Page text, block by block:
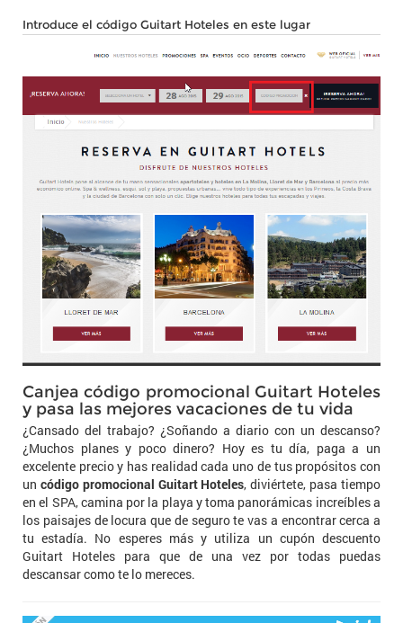
Introduce el código Guitart Hoteles en este lugar
Canjea código promocional Guitart Hoteles
y pasa las mejores vacaciones de tu vida
¿Cansado del trabajo? ¿Soñando a diario con un descanso?
¿Muchos planes y poco dinero? Hoy es tu día, paga a un
excelente precio y has realidad cada uno de tus propósitos con
un código promocional Guitart Hoteles, diviértete, pasa tiempo
en el SPA, camina por la playa y toma panorámicas increíbles a
los paisajes de locura que de seguro te vas a encontrar cerca a
tu estadía. No esperes más y utiliza un cupón descuento
Guitart Hoteles para que de una vez por todas puedas
descansar como te lo mereces.